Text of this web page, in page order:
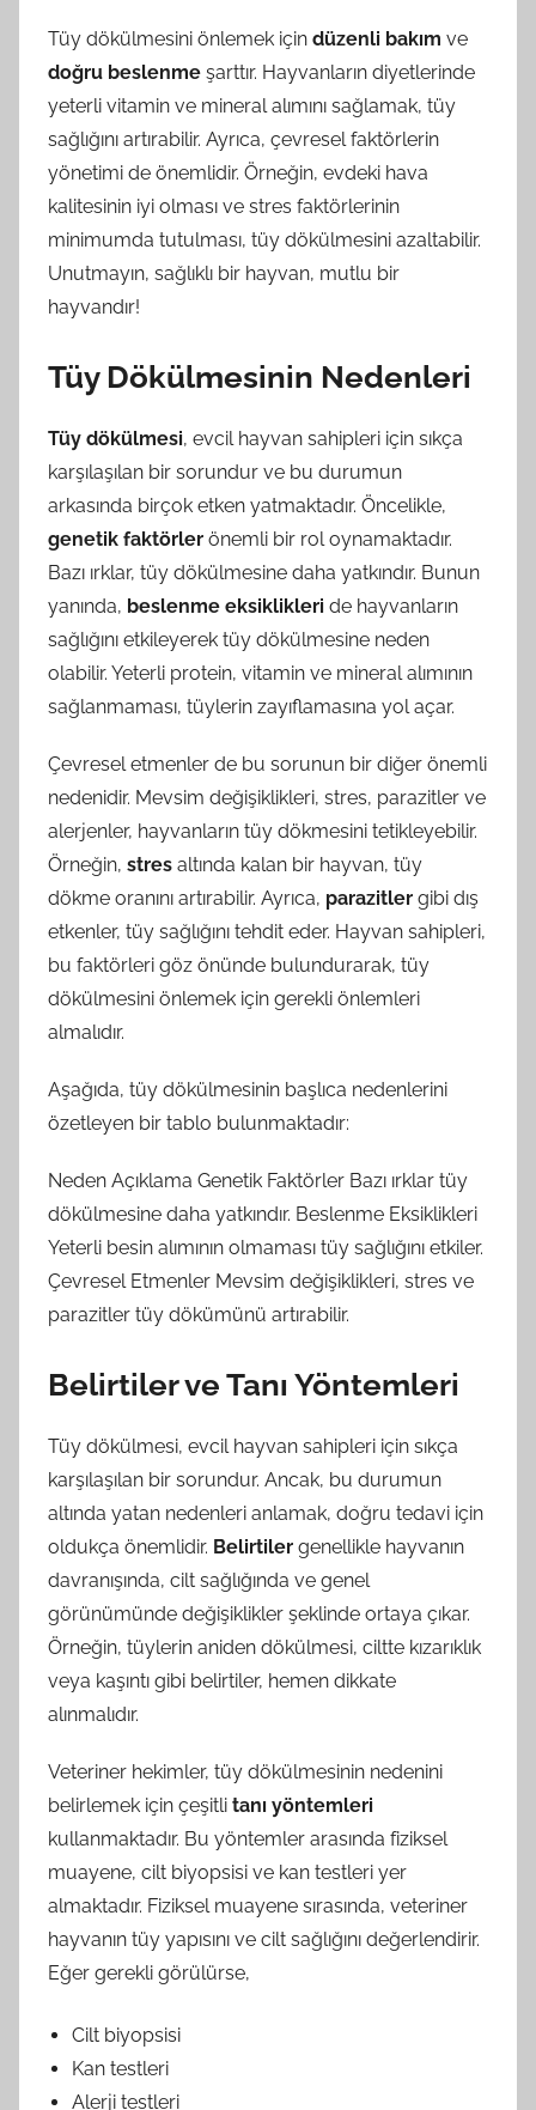
Tüy dökülmesini önlemek için düzenli bakım ve
doğru beslenme şarttır. Hayvanların diyetlerinde
yeterli vitamin ve mineral alımını sağlamak, tüy
sağlığını artırabilir. Ayrıca, çevresel faktörlerin
yönetimi de önemlidir. Örneğin, evdeki hava
kalitesinin iyi olması ve stres faktörlerinin
minimumda tutulması, tüy dökülmesini azaltabilir.
Unutmayın, sağlıklı bir hayvan, mutlu bir
hayvandır!
Tüy Dökülmesinin Nedenleri
Tüy dökülmesi, evcil hayvan sahipleri için sıkça
karşılaşılan bir sorundur ve bu durumun
arkasında birçok etken yatmaktadır. Öncelikle,
genetik faktörler önemli bir rol oynamaktadır.
Bazı ırklar, tüy dökülmesine daha yatkındır. Bunun
yanında, beslenme eksiklikleri de hayvanların
sağlığını etkileyerek tüy dökülmesine neden
olabilir. Yeterli protein, vitamin ve mineral alımının
sağlanmaması, tüylerin zayıflamasına yol açar.
Çevresel etmenler de bu sorunun bir diğer önemli
nedenidir. Mevsim değişiklikleri, stres, parazitler ve
alerjenler, hayvanların tüy dökmesini tetikleyebilir.
Örneğin, stres altında kalan bir hayvan, tüy
dökme oranını artırabilir. Ayrıca, parazitler gibi dış
etkenler, tüy sağlığını tehdit eder. Hayvan sahipleri,
bu faktörleri göz önünde bulundurarak, tüy
dökülmesini önlemek için gerekli önlemleri
almalıdır.
Aşağıda, tüy dökülmesinin başlıca nedenlerini
özetleyen bir tablo bulunmaktadır:
Neden Açıklama Genetik Faktörler Bazı ırklar tüy
dökülmesine daha yatkındır. Beslenme Eksiklikleri
Yeterli besin alımının olmaması tüy sağlığını etkiler.
Çevresel Etmenler Mevsim değişiklikleri, stres ve
parazitler tüy dökümünü artırabilir.
Belirtiler ve Tanı Yöntemleri
Tüy dökülmesi, evcil hayvan sahipleri için sıkça
karşılaşılan bir sorundur. Ancak, bu durumun
altında yatan nedenleri anlamak, doğru tedavi için
oldukça önemlidir. Belirtiler genellikle hayvanın
davranışında, cilt sağlığında ve genel
görünümünde değişiklikler şeklinde ortaya çıkar.
Örneğin, tüylerin aniden dökülmesi, ciltte kızarıklık
veya kaşıntı gibi belirtiler, hemen dikkate
alınmalıdır.
Veteriner hekimler, tüy dökülmesinin nedenini
belirlemek için çeşitli tanı yöntemleri
kullanmaktadır. Bu yöntemler arasında fiziksel
muayene, cilt biyopsisi ve kan testleri yer
almaktadır. Fiziksel muayene sırasında, veteriner
hayvanın tüy yapısını ve cilt sağlığını değerlendirir.
Eğer gerekli görülürse,
Cilt biyopsisi
Kan testleri
Alerji testleri